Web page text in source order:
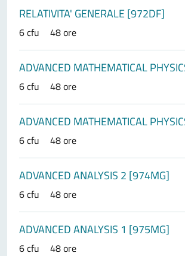
RELATIVITA' GENERALE [972DF]
6 cfu 48 ore
ADVANCED MATHEMATICAL
6 cfu 48 ore
ADVANCED MATHEMATICAL
6 cfu 48 ore
ADVANCED ANALYSIS 2 [974MG]
6 cfu 48 ore
ADVANCED ANALYSIS 1 [975MG]
6 cfu 48 ore